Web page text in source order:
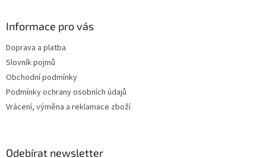
Informace pro vás
Doprava a platba
Slovník pojmů
Obchodní podmínky
Podmínky ochrany osobních údajů
Vrácení, výměna a reklamace zboží
Odebírat newsletter